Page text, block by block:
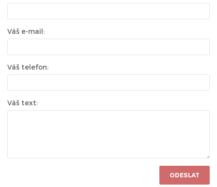
Váš e-mail:
Váš telefon:
Váš text:
ODESLAT